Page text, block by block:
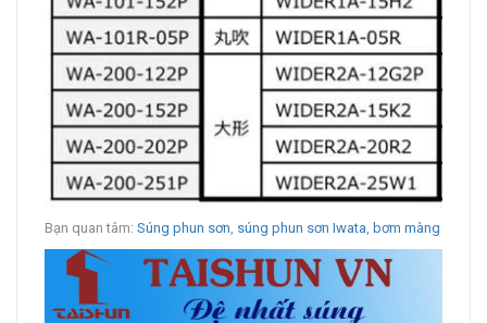
Bạn quan tâm: Súng phun sơn, súng phun sơn Iwata, bơm màng